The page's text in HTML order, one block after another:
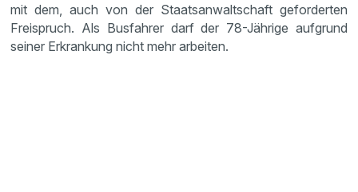
mit dem, auch von der Staatsanwaltschaft geforderten
Freispruch. Als Busfahrer darf der 78-Jährige aufgrund
seiner Erkrankung nicht mehr arbeiten.